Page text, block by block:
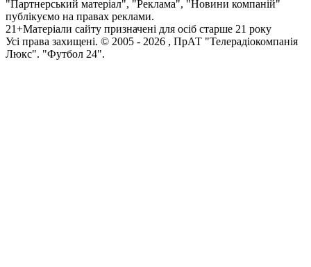
"Партнерський матеріал", "Реклама", "Новини компаній"
публікуємо на правах реклами.
21+Матеріали сайту призначені для осіб старше 21 року
Усi права захищенi. © 2005 - 2026 , ПрАТ "Телерадіокомпанія
Люкс". "Футбол 24".